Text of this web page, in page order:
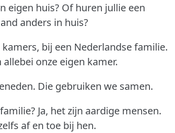
eigen huis? Of huren jullie een
anders in huis?
bij een Nederlandse familie.
onze eigen kamer.
Die gebruiken we samen.
Ja, het zijn aardige mensen.
af en toe bij hen.